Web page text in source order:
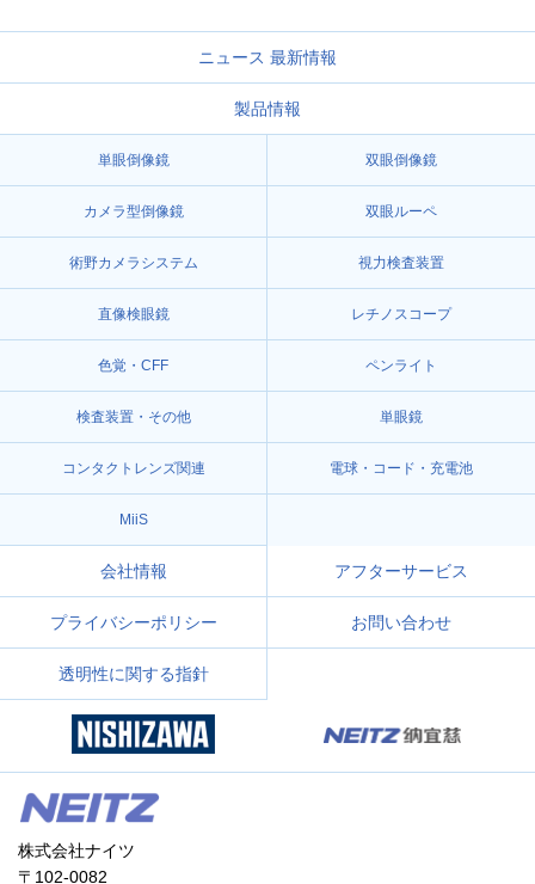
ニュース 最新情報
製品情報
単眼倒像鏡 双眼倒像鏡
カメラ型倒像鏡 双眼ルーペ
術野カメラシステム 視力検査装置
直像検眼鏡 レチノスコープ
色覚・CFF ペンライト
検査装置・その他 単眼鏡
コンタクトレンズ関連 電球・コード・充電池
MiiS
会社情報 アフターサービス
プライバシーポリシー お問い合わせ
透明性に関する指針
株式会社ナイツ
〒102-0082